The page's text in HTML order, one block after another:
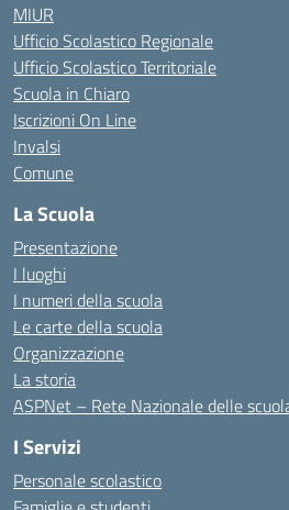
MIUR
Ufficio Scolastico Regionale
Ufficio Scolastico Territoriale
Scuola in Chiaro
Iscrizioni On Line
Invalsi
Comune
La Scuola
Presentazione
I luoghi
I numeri della scuola
Le carte della scuola
Organizzazione
La storia
ASPNet – Rete Nazionale delle
I Servizi
Personale scolastico